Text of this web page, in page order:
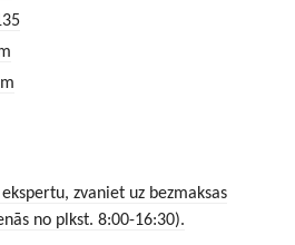
zvaniet uz bezmaksas
no plkst. 8:00-16:30).